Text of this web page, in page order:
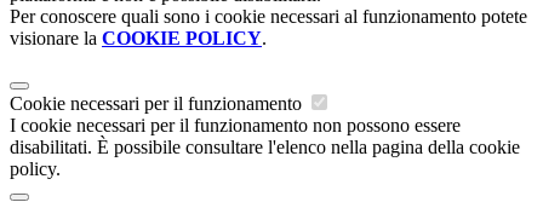
Per conoscere quali sono i cookie necessari al funzionamento potete
visionare la COOKIE POLICY.
Cookie necessari per il funzionamento
I cookie necessari per il funzionamento non possono essere
disabilitati. È possibile consultare l'elenco nella pagina della cookie
policy.